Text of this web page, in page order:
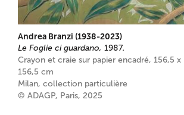
Andrea Branzi (1938-2023)
Le Foglie ci guardano, 1987.
Crayon et craie sur papier encadré, 156,5 x
156,5 cm
Milan, collection particulière
© ADAGP, Paris, 2025